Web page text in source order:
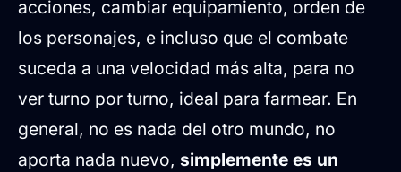
acciones, cambiar equipamiento, orden de
los personajes, e incluso que el combate
suceda a una velocidad más alta, para no
ver turno por turno, ideal para farmear. En
general, no es nada del otro mundo, no
aporta nada nuevo, simplemente es un